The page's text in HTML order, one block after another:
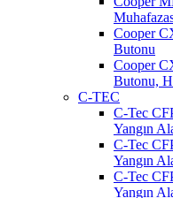
Cooper
Butonu
Cooper
Butonu,
C-TEC
C-Tec
Yangın
C-Tec
Yangın
C-Tec
Yangın